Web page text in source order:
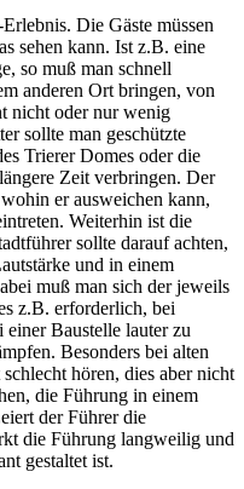
Die Gäste müssen
sehen kann. Ist z.B. eine
so muß man schnell
anderen Ort bringen, von
nicht oder nur wenig
sollte man geschützte
Trierer Domes oder die
Zeit verbringen. Der
er ausweichen kann,
Weiterhin ist die
sollte darauf achten,
und in einem
muß man sich der jeweils
z.B. erforderlich, bei
Baustelle lauter zu
Besonders bei alten
hören, dies aber nicht
die Führung in einem
der Führer die
die Führung langweilig und
gestaltet ist.